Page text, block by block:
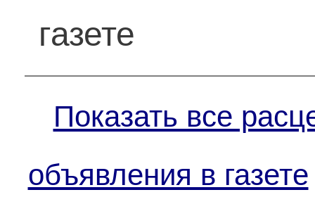
газете
Показать все
объявления в газете